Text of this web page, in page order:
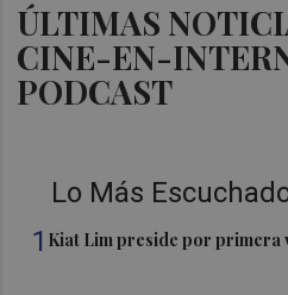
ÚLTIMAS
CINE-EN-
PODCAST
Lo Más
1 Kiat Lim preside por primera